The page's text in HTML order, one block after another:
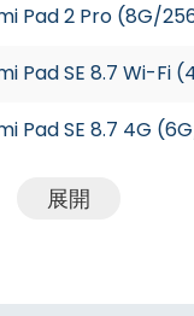
Pad 2 Pro (8G/
Pad SE 8.7 Wi-Fi
Pad SE 8.7 4G
展開